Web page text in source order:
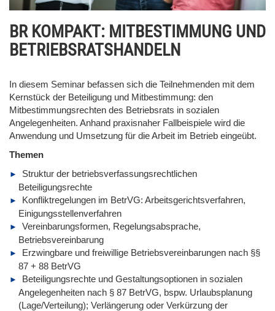
BR KOMPAKT: MITBESTIMMUNG UND
BETRIEBSRATSHANDELN
In diesem Seminar befassen sich die Teilnehmenden mit dem
Kernstück der Beteiligung und Mitbestimmung: den
Mitbestimmungsrechten des Betriebsrats in sozialen
Angelegenheiten. Anhand praxisnaher Fallbeispiele wird die
Anwendung und Umsetzung für die Arbeit im Betrieb eingeübt.
Themen
Struktur der betriebsverfassungsrechtlichen
Beteiligungsrechte
Konfliktregelungen im BetrVG: Arbeitsgerichtsverfahren,
Einigungsstellenverfahren
Vereinbarungsformen, Regelungsabsprache,
Betriebsvereinbarung
Erzwingbare und freiwillige Betriebsvereinbarungen nach §§
87 + 88 BetrVG
Beteiligungsrechte und Gestaltungsoptionen in sozialen
Angelegenheiten nach § 87 BetrVG, bspw. Urlaubsplanung
(Lage/Verteilung); Verlängerung oder Verkürzung der